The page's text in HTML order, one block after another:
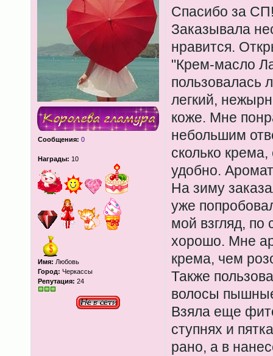
Сообщения: 0
Награды: 10
Имя: Любовь
Город: Черкассы
Репутация: 24
Спасибо за
Заказывала
нравится.
"Крем-масло
пользовалась
легкий,
коже. Мне
небольшим
сколько
удобно.
На зиму
уже
мой взгляд, по
хорошо. Мне
крема, чем
Также
волосы
Взяла еще
ступнях и
рано, а в